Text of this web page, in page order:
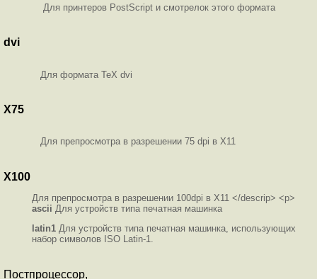
Для принтеров PostScript и смотрелок этого формата
dvi
Для формата TeX dvi
X75
Для препросмотра в разрешении 75 dpi в X11
X100
Для препросмотра в разрешении 100dpi в X11 </descrip> <p>
ascii Для устройств типа печатная машинка
latin1 Для устройств типа печатная машинка, использующих
набор символов ISO Latin-1.
Постпроцессор,